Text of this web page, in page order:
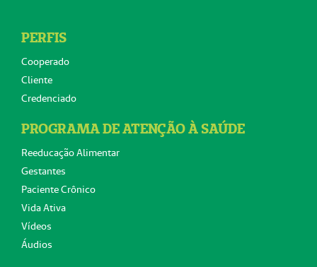
PERFIS
Cooperado
Cliente
Credenciado
PROGRAMA DE ATENÇÃO À SAÚDE
Reeducação Alimentar
Gestantes
Paciente Crônico
Vida Ativa
Vídeos
Áudios